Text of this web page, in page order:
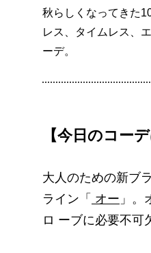
秋らしくなってきた
レス、タイムレス、
ーデ。
【今日のコー
大人のための新ブ
ライン「 オー 」。
ロ ーブに必要不可